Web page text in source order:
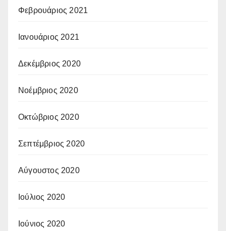
Φεβρουάριος 2021
Ιανουάριος 2021
Δεκέμβριος 2020
Νοέμβριος 2020
Οκτώβριος 2020
Σεπτέμβριος 2020
Αύγουστος 2020
Ιούλιος 2020
Ιούνιος 2020